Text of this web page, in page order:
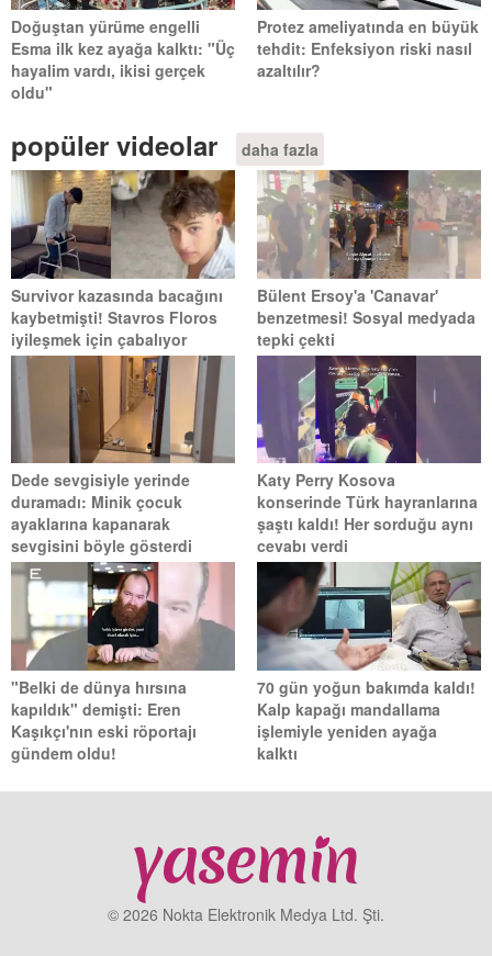
Doğuştan yürüme engelli
Esma ilk kez ayağa kalktı: "Üç
hayalim vardı, ikisi gerçek
oldu"
Protez ameliyatında en büyük
tehdit: Enfeksiyon riski nasıl
azaltılır?
popüler videolar daha fazla
Survivor kazasında bacağını
kaybetmişti! Stavros Floros
iyileşmek için çabalıyor
Bülent Ersoy'a 'Canavar'
benzetmesi! Sosyal medyada
tepki çekti
Dede sevgisiyle yerinde
duramadı: Minik çocuk
ayaklarına kapanarak
sevgisini böyle gösterdi
Katy Perry Kosova
konserinde Türk hayranlarına
şaştı kaldı! Her sorduğu aynı
cevabı verdi
"Belki de dünya hırsına
kapıldık" demişti: Eren
Kaşıkçı'nın eski röportajı
gündem oldu!
70 gün yoğun bakımda kaldı!
Kalp kapağı mandallama
işlemiyle yeniden ayağa
kalktı
© 2026 Nokta Elektronik Medya Ltd. Şti.